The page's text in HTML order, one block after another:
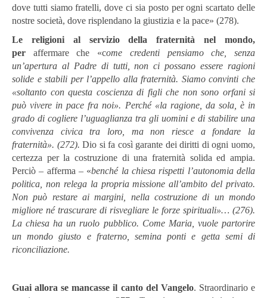
dove tutti siamo fratelli, dove ci sia posto per ogni scartato delle
nostre società, dove risplendano la giustizia e la pace» (278).
Le religioni al servizio della fraternità nel mondo,
per affermare che «come credenti pensiamo che, senza
un’apertura al Padre di tutti, non ci possano essere ragioni
solide e stabili per l’appello alla fraternità. Siamo convinti che
«soltanto con questa coscienza di figli che non sono orfani si
può vivere in pace fra noi». Perché «la ragione, da sola, è in
grado di cogliere l’uguaglianza tra gli uomini e di stabilire una
convivenza civica tra loro, ma non riesce a fondare la
fraternità». (272). Dio si fa così garante dei diritti di ogni uomo,
certezza per la costruzione di una fraternità solida ed ampia.
Perciò – afferma – «benché la chiesa rispetti l’autonomia della
politica, non relega la propria missione all’ambito del privato.
Non può restare ai margini, nella costruzione di un mondo
migliore né trascurare di risvegliare le forze spirituali»… (276).
La chiesa ha un ruolo pubblico. Come Maria, vuole partorire
un mondo giusto e fraterno, semina ponti e getta semi di
riconciliazione.
Guai allora se mancasse il canto del Vangelo. Straordinario e